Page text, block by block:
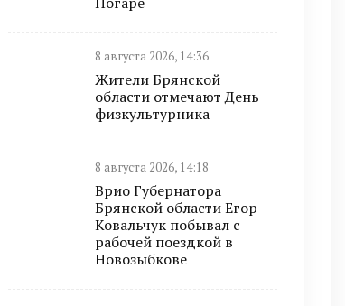
8 августа 2026, 14:36
Жители Брянской
области отмечают День
физкультурника
8 августа 2026, 14:18
Врио Губернатора
Брянской области Егор
Ковальчук побывал с
рабочей поездкой в
Новозыбкове